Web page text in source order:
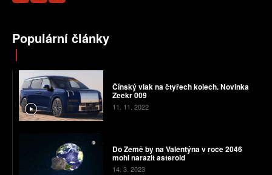
Populární články
Čínský vlak na čtyřech kolech. Novinka
Zeekr 009
11. 11. 2022
Do Země by na Valentýna v roce 2046
mohl narazit asteroid
14. 3. 2023